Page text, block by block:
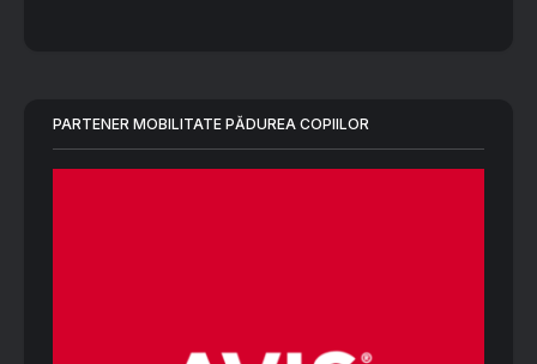
PARTENER MOBILITATE PĂDUREA COPIILOR